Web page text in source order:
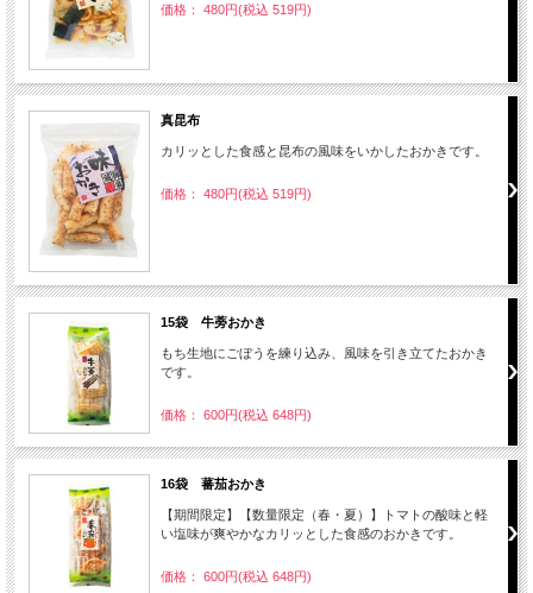
価格： 480円(税込 519円)
真昆布
カリッとした食感と昆布の風味をいかしたおかきです。
価格： 480円(税込 519円)
15袋 牛蒡おかき
もち生地にごぼうを練り込み、風味を引き立てたおかき
です。
価格： 600円(税込 648円)
16袋 蕃茄おかき
【期間限定】【数量限定（春・夏）】トマトの酸味と軽
い塩味が爽やかなカリッとした食感のおかきです。
価格： 600円(税込 648円)